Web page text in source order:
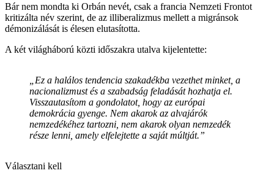
Bár nem mondta ki Orbán nevét, csak a francia Nemzeti Frontot
kritizálta név szerint, de az illiberalizmus mellett a migránsok
démonizálását is élesen elutasította.
A két világháború közti időszakra utalva kijelentette:
„Ez a halálos tendencia szakadékba vezethet minket, a
nacionalizmust és a szabadság feladását hozhatja el.
Visszautasítom a gondolatot, hogy az európai
demokrácia gyenge. Nem akarok az alvajárók
nemzedékéhez tartozni, nem akarok olyan nemzedék
része lenni, amely elfelejtette a saját múltját.”
Választani kell